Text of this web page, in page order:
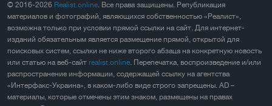
© 2016-2026 Realist.online. Все права защищены. Републикация
материалов и фотографий, являющихся собственностью «Реалист»,
возможна только при условии прямой ссылки на сайт. Для интернет-
изданий обязательным является размещение прямой, открытой для
поисковых систем, ссылки не ниже второго абзаца на конкретную новость
или статью на веб-сайт realist.online. Перепечатка, воспроизведение и/или
распространение информации, содержащей ссылку на агентства
«Интерфакс-Украина», в каком-либо виде строго запрещены. AD –
материалы, которые отмечены этим знаком, размещены на правах